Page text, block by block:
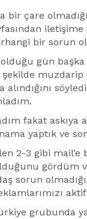
bir çare
bir sorun
gün başka
şekilde
alındığını
fakat
yaptık ve
2-3 gibi mail’e
gördüm
sorun
grubunda